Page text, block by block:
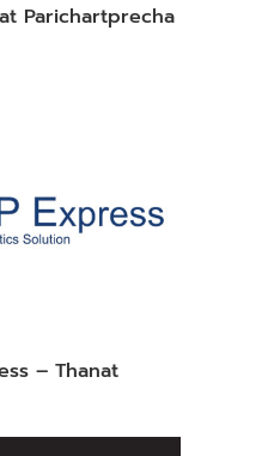
Parichartprecha
– Thanat